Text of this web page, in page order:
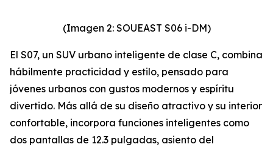
(Imagen 2: SOUEAST S06 i-DM)
El S07, un SUV urbano inteligente de clase C, combina
hábilmente practicidad y estilo, pensado para
jóvenes urbanos con gustos modernos y espíritu
divertido. Más allá de su diseño atractivo y su interior
confortable, incorpora funciones inteligentes como
dos pantallas de 12.3 pulgadas, asiento del